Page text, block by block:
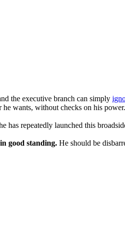
the executive branch can simply
wants, without checks on his power.
has repeatedly launched this
good standing. He should be